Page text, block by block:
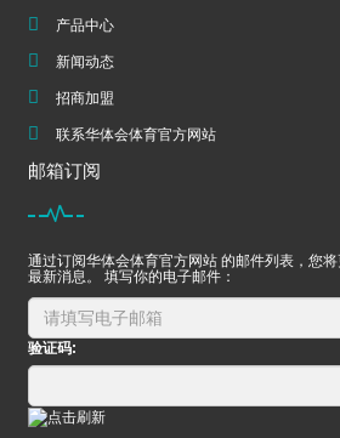
产品中心
新闻动态
招商加盟
联系华体会体育官方网站
邮箱订阅
通过订阅华体会体育官方网站 的邮件列表，您
最新消息。 填写你的电子邮件：
验证码: